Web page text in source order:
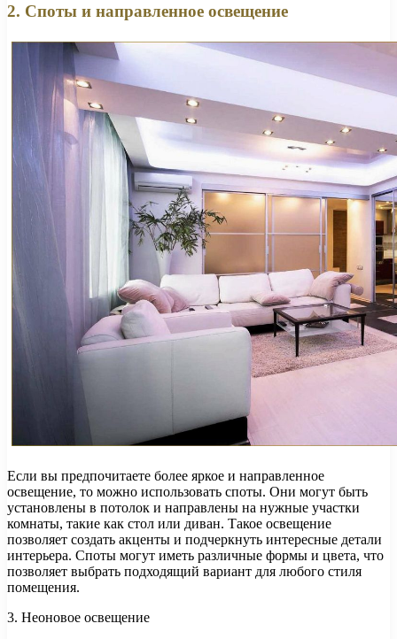
2. Споты и направленное освещение
Если вы предпочитаете более яркое и направленное
освещение, то можно использовать споты. Они могут быть
установлены в потолок и направлены на нужные участки
комнаты, такие как стол или диван. Такое освещение
позволяет создать акценты и подчеркнуть интересные детали
интерьера. Споты могут иметь различные формы и цвета, что
позволяет выбрать подходящий вариант для любого стиля
помещения.
3. Неоновое освещение